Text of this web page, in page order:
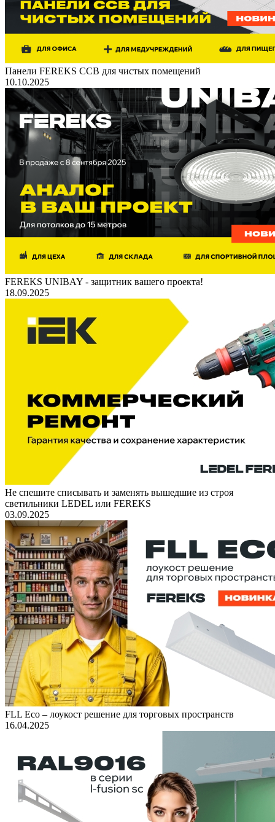
Панели FEREKS ССВ для чистых помещений
10.10.2025
FEREKS UNIBAY - защитник вашего проекта!
18.09.2025
Не спешите списывать и заменять вышедшие из строя
светильники LEDEL или FEREKS
03.09.2025
FLL Eco – лоукост решение для торговых пространств
16.04.2025